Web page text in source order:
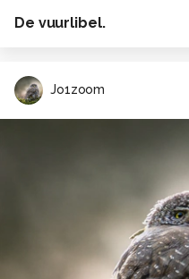
De vuurlibel.
Jo1zoom